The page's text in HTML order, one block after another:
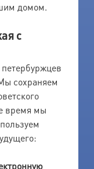
домом.
с
сохраняем
время мы